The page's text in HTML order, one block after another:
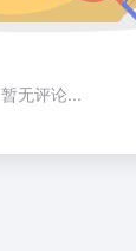
暂无评论...